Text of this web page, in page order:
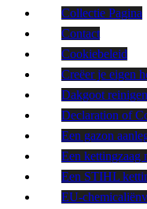
Collectie Pagina
Contact
Cookiebeleid
Creëer je eigen
Dakgoot
Declaration of
Een gazon
Een kettingzaag
Een STIHL
EU-